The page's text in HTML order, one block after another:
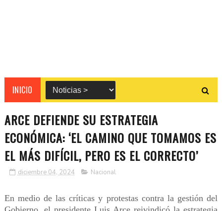
INICIO
ARCE DEFIENDE SU ESTRATEGIA
ECONÓMICA: ‘EL CAMINO QUE TOMAMOS ES
EL MÁS DIFÍCIL, PERO ES EL CORRECTO’
diciembre 04, 2024 Nacional
En medio de las críticas y protestas contra la gestión del